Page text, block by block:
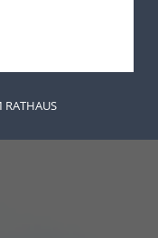
RATHAUS